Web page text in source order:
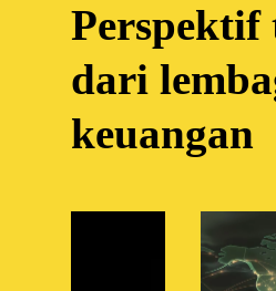
Perspektif
dari
keuangan